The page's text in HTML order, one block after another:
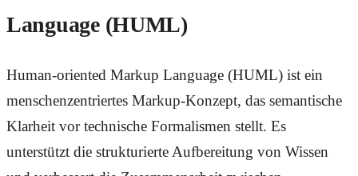
Language (HUML)
Human-oriented Markup Language (HUML) ist ein
menschenzentriertes Markup-Konzept, das semantische
Klarheit vor technische Formalismen stellt. Es
unterstützt die strukturierte Aufbereitung von Wissen